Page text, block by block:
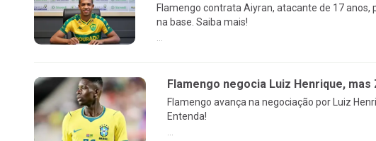
Flamengo contrata Aiyran, atacante de 17 anos,
na base. Saiba mais!
...
Flamengo negocia Luiz Henrique,
Flamengo avança na negociação por Luiz
Entenda!
...